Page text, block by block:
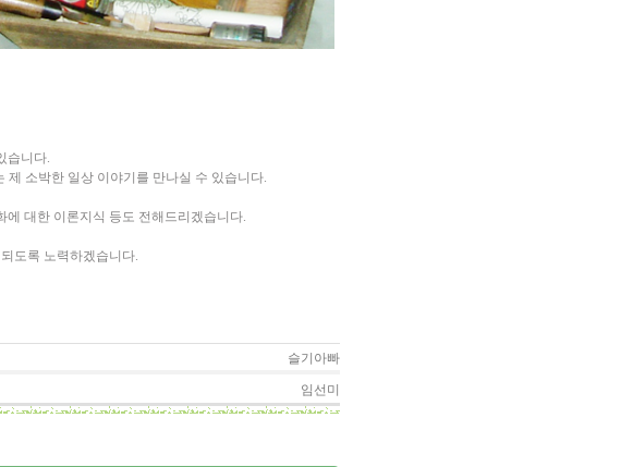
습니다.
소박한 일상 이야기를 만나실 수 있습니다.
대한 이론지식 등도 전해드리겠습니다.
도록 노력하겠습니다.
슬기아빠
임선미